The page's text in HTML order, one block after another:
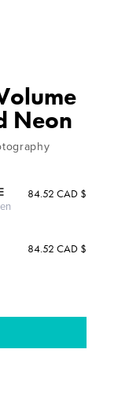
Neon
84.52 CAD $
84.52 CAD $